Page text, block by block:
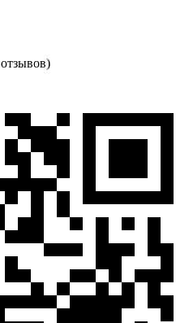
отзывов)